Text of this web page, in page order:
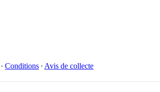
∙ Conditions ∙ Avis de collecte